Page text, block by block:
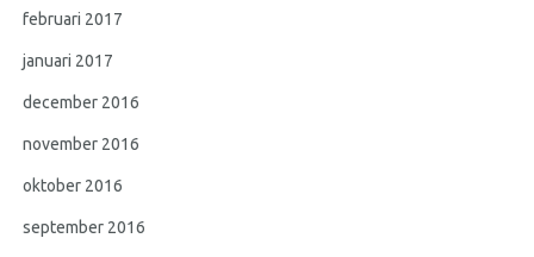
februari 2017
januari 2017
december 2016
november 2016
oktober 2016
september 2016